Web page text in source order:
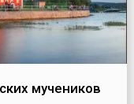
мучеников